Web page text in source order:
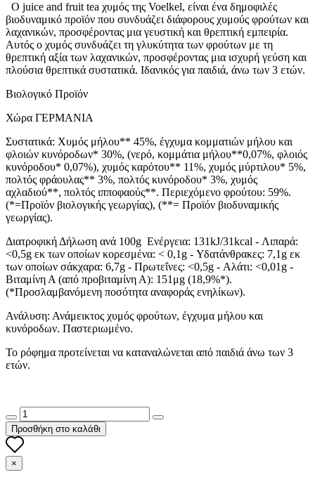
Ο juice and fruit tea χυμός της Voelkel, είναι ένα δημοφιλές
βιοδυναμικό προϊόν που συνδυάζει διάφορους χυμούς φρούτων και
λαχανικών, προσφέροντας μια γευστική και θρεπτική εμπειρία.
Αυτός ο χυμός συνδυάζει τη γλυκύτητα των φρούτων με τη
θρεπτική αξία των λαχανικών, προσφέροντας μια ισχυρή γεύση και
πλούσια θρεπτικά συστατικά. Ιδανικός για παιδιά, άνω των 3 ετών.
Βιολογικό Προϊόν
Χώρα ΓΕΡΜΑΝΙΑ
Συστατικά: Χυμός μήλου** 45%, έγχυμα κομματιών μήλου και
φλοιών κυνόροδων* 30%, (νερό, κομμάτια μήλου**0,07%, φλοιός
κυνόροδου* 0,07%), χυμός καρότου** 11%, χυμός μύρτιλου* 5%,
πολτός φράουλας** 3%, πολτός κυνόροδου* 3%, χυμός
αχλαδιού**, πολτός ιπποφαούς**. Περιεχόμενο φρούτου: 59%.
(*=Προϊόν βιολογικής γεωργίας), (**= Προϊόν βιοδυναμικής
γεωργίας).
Διατροφική Δήλωση ανά 100g Ενέργεια: 131kJ/31kcal - Λιπαρά:
<0,5g εκ των οποίων κορεσμένα: < 0,1 g - Υδατάνθρακες: 7,1 g εκ
των οποίων σάκχαρα: 6,7g - Πρωτεΐνες: <0,5g - Αλάτι: <0,01 g -
Βιταμίνη Α (από προβιταμίνη Α): 151μg (18,9%*).
(*Προσλαμβανόμενη ποσότητα αναφοράς ενηλίκων).
Ανάλυση: Ανάμεικτος χυμός φρούτων, έγχυμα μήλου και
κυνόροδων. Παστεριωμένο.
Το ρόφημα προτείνεται να καταναλώνεται από παιδιά άνω των 3
ετών.
Προσθήκη στο καλάθι
×